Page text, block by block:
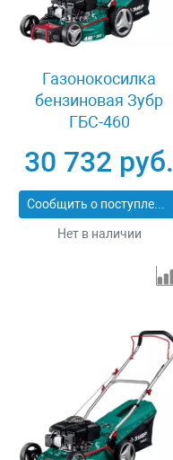
Газонокосилка
бензиновая Зубр
ГБС-460
30 732 руб.
Сообщить о поступлении
Нет в наличии